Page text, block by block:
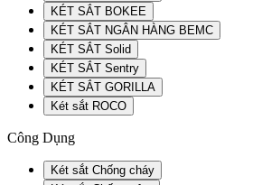
KÉT SẮT BOKEE
KÉT SẮT NGÂN HÀNG BEMC
KÉT SẮT Solid
KÉT SẮT Sentry
KÉT SẮT GORILLA
Két sắt ROCO
Công Dụng
Két sắt Chống cháy